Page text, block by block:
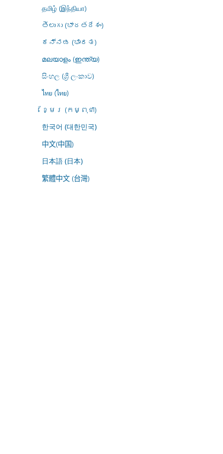
தமிழ் (இந்தியா)
తెలుగు (భారతదేశం)
ಕನ್ನಡ (ಭಾರತ)
മലയാളം (ഇന്ത്യ)
සිංහල (ශ්‍රී ලංකාව)
ไทย (ไทย)
ខ្មែរ (កម្ពុជា)
한국어 (대한민국)
中文(中国)
日本語 (日本)
繁體中文 (台灣)